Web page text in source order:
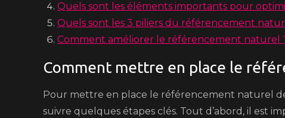
Quels sont les éléments importants pour
Quels sont les 3 piliers du référencement
Comment améliorer le référencement naturel
Comment mettre en place le
Pour mettre en place le référencement naturel
suivre quelques étapes clés. Tout d’abord, il est